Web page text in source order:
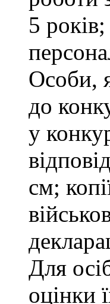
5
Особи,
до
у
см;
Для
оцінки